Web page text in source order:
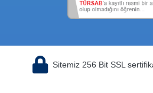
Sitemiz 256 Bit SSL